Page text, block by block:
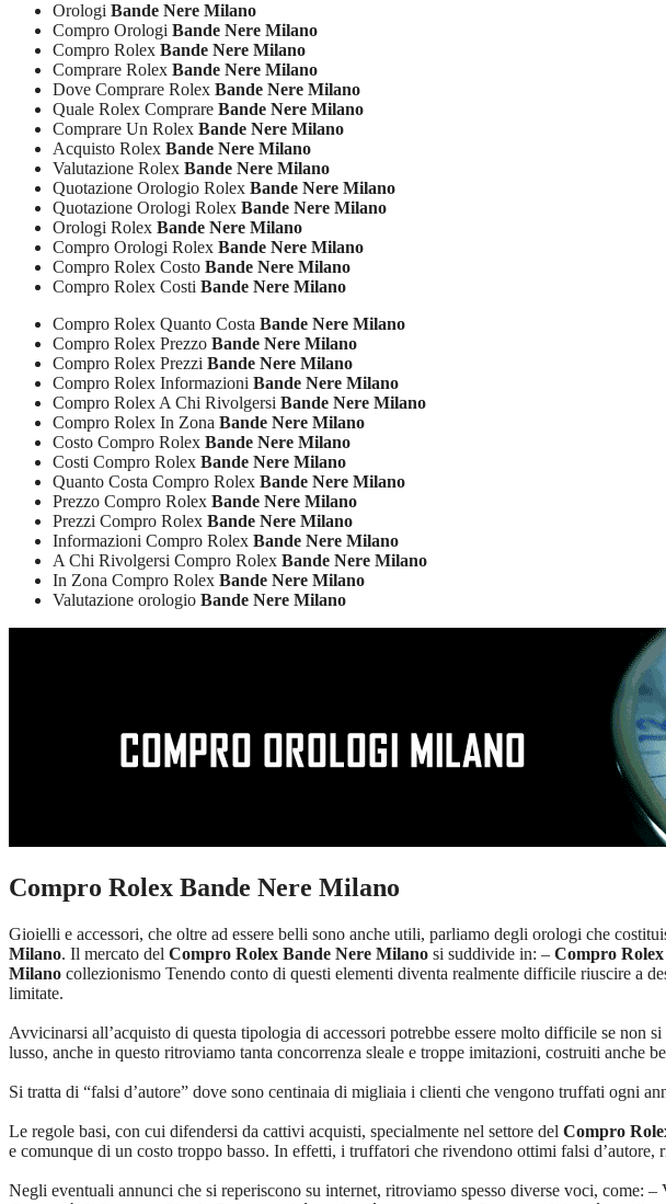
Orologi Bande Nere Milano
Compro Orologi Bande Nere Milano
Compro Rolex Bande Nere Milano
Comprare Rolex Bande Nere Milano
Dove Comprare Rolex Bande Nere Milano
Quale Rolex Comprare Bande Nere Milano
Comprare Un Rolex Bande Nere Milano
Acquisto Rolex Bande Nere Milano
Valutazione Rolex Bande Nere Milano
Quotazione Orologio Rolex Bande Nere Milano
Quotazione Orologi Rolex Bande Nere Milano
Orologi Rolex Bande Nere Milano
Compro Orologi Rolex Bande Nere Milano
Compro Rolex Costo Bande Nere Milano
Compro Rolex Costi Bande Nere Milano
Compro Rolex Quanto Costa Bande Nere Milano
Compro Rolex Prezzo Bande Nere Milano
Compro Rolex Prezzi Bande Nere Milano
Compro Rolex Informazioni Bande Nere Milano
Compro Rolex A Chi Rivolgersi Bande Nere Milano
Compro Rolex In Zona Bande Nere Milano
Costo Compro Rolex Bande Nere Milano
Costi Compro Rolex Bande Nere Milano
Quanto Costa Compro Rolex Bande Nere Milano
Prezzo Compro Rolex Bande Nere Milano
Prezzi Compro Rolex Bande Nere Milano
Informazioni Compro Rolex Bande Nere Milano
A Chi Rivolgersi Compro Rolex Bande Nere Milano
In Zona Compro Rolex Bande Nere Milano
Valutazione orologio Bande Nere Milano
Compro Rolex Bande Nere Milano
Gioielli e accessori, che oltre ad essere belli sono anche utili, parliamo degli orologi che
Milano. Il mercato del Compro Rolex Bande Nere Milano si suddivide in: – Compro
Milano collezionismo Tenendo conto di questi elementi diventa realmente difficile riuscire a
limitate.
Avvicinarsi all’acquisto di questa tipologia di accessori potrebbe essere molto difficile se
lusso, anche in questo ritroviamo tanta concorrenza sleale e troppe imitazioni, costruiti anche
Si tratta di “falsi d’autore” dove sono centinaia di migliaia i clienti che vengono truffati ogni
Le regole basi, con cui difendersi da cattivi acquisti, specialmente nel settore del Compro
e comunque di un costo troppo basso. In effetti, i truffatori che rivendono ottimi falsi
Negli eventuali annunci che si reperiscono su internet, ritroviamo spesso diverse voci,